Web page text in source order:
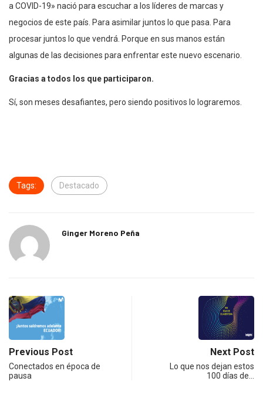
a COVID-19» nació para escuchar a los líderes de marcas y
negocios de este país. Para asimilar juntos lo que pasa. Para
procesar juntos lo que vendrá. Porque en sus manos están
algunas de las decisiones para enfrentar este nuevo escenario.
Gracias a todos los que participaron.
Sí, son meses desafiantes, pero siendo positivos lo lograremos.
Tags: Destacado
Ginger Moreno Peña
Previous Post
Conectados en época de
pausa
Next Post
Lo que nos dejan estos
100 días de…